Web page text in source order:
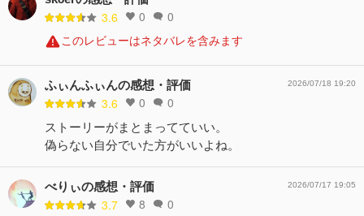
3.6 0 0
このレビューはネタバレを含みます
ふぃんふぃんの感想・評価
3.6 0 0
2026/07/18 19:20
ストーリーがまとまってていい。
偽らない自分でいた方がいいよね。
べりぃの感想・評価
3.7 8 0
2026/07/17 19:05